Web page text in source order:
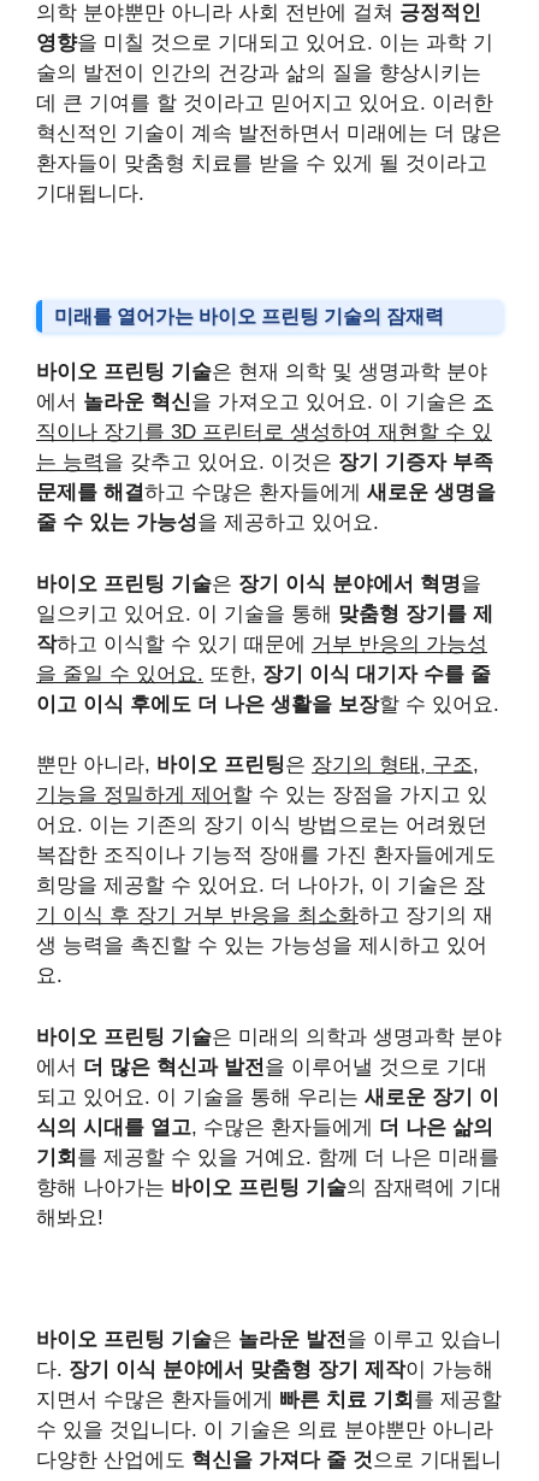
의학 분야뿐만 아니라 사회 전반에 걸쳐 긍정적인
영향을 미칠 것으로 기대되고 있어요. 이는 과학 기
술의 발전이 인간의 건강과 삶의 질을 향상시키는
데 큰 기여를 할 것이라고 믿어지고 있어요. 이러한
혁신적인 기술이 계속 발전하면서 미래에는 더 많은
환자들이 맞춤형 치료를 받을 수 있게 될 것이라고
기대됩니다.
미래를 열어가는 바이오 프린팅 기술의 잠재력
바이오 프린팅 기술은 현재 의학 및 생명과학 분야
에서 놀라운 혁신을 가져오고 있어요. 이 기술은 조
직이나 장기를 3D 프린터로 생성하여 재현할 수 있
는 능력을 갖추고 있어요. 이것은 장기 기증자 부족
문제를 해결하고 수많은 환자들에게 새로운 생명을
줄 수 있는 가능성을 제공하고 있어요.
바이오 프린팅 기술은 장기 이식 분야에서 혁명을
일으키고 있어요. 이 기술을 통해 맞춤형 장기를 제
작하고 이식할 수 있기 때문에 거부 반응의 가능성
을 줄일 수 있어요. 또한, 장기 이식 대기자 수를 줄
이고 이식 후에도 더 나은 생활을 보장할 수 있어요.
뿐만 아니라, 바이오 프린팅은 장기의 형태, 구조,
기능을 정밀하게 제어 할 수 있는 장점을 가지고 있
어요. 이는 기존의 장기 이식 방법으로는 어려웠던
복잡한 조직이나 기능적 장애를 가진 환자들에게도
희망을 제공할 수 있어요. 더 나아가, 이 기술은 장
기 이식 후 장기 거부 반응을 최소화하고 장기의 재
생 능력을 촉진할 수 있는 가능성을 제시하고 있어
요.
바이오 프린팅 기술은 미래의 의학과 생명과학 분야
에서 더 많은 혁신과 발전 을 이루어낼 것으로 기대
되고 있어요. 이 기술을 통해 우리는 새로운 장기 이
식의 시대를 열고, 수많은 환자들에게 더 나은 삶의
기회 를 제공할 수 있을 거예요. 함께 더 나은 미래를
향해 나아가는 바이오 프린팅 기술의 잠재력에 기대
해봐요!
바이오 프린팅 기술은 놀라운 발전 을 이루고 있습니
다. 장기 이식 분야에서 맞춤형 장기 제작이 가능해
지면서 수많은 환자들에게 빠른 치료 기회 를 제공할
수 있을 것입니다. 이 기술은 의료 분야뿐만 아니라
다양한 산업에도 혁신을 가져다 줄 것 으로 기대됩니